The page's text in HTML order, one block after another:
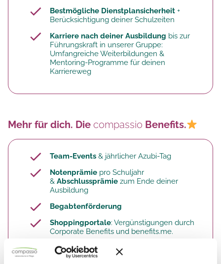
Bestmögliche Dienstplansicherheit +
Berücksichtigung deiner Schulzeiten
Karriere nach deiner Ausbildung bis zur
Führungskraft in unserer Gruppe:
Umfangreiche Weiterbildungen &
Mentoring-Programme für deinen
Karriereweg
Mehr für dich. Die compassio Benefits.
Team-Events & jährlicher Azubi-Tag
Notenprämie pro Schuljahr
& Abschlussprämie zum Ende deiner
Ausbildung
Begabtenförderung
Shoppingportale: Vergünstigungen durch
Corporate Benefits und benefits.me.
Finde hier die komplette
Übersicht:Vielfältige Mitarbeiter-Benefits bei